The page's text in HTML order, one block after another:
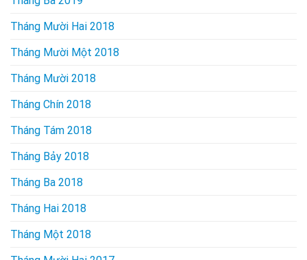
Tháng Mười Hai 2018
Tháng Mười Một 2018
Tháng Mười 2018
Tháng Chín 2018
Tháng Tám 2018
Tháng Bảy 2018
Tháng Ba 2018
Tháng Hai 2018
Tháng Một 2018